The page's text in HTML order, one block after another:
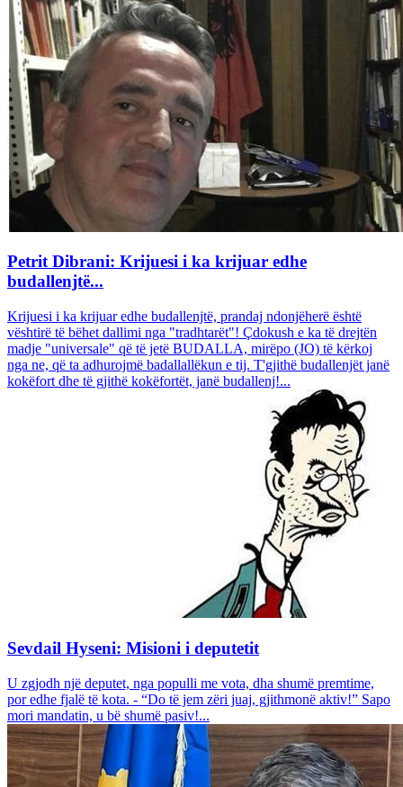
Petrit Dibrani: Krijuesi i ka krijuar edhe
budallenjtë...
Krijuesi i ka krijuar edhe budallenjtë, prandaj ndonjëherë është
vështirë të bëhet dallimi nga "tradhtarët"! Çdokush e ka të drejtën
madje "universale" që të jetë BUDALLA, mirëpo (JO) të kërkoj
nga ne, që ta adhurojmë badallallëkun e tij. T'gjithë budallenjët janë
kokëfort dhe të gjithë kokëfortët, janë budallenj!...
Sevdail Hyseni: Misioni i deputetit
U zgjodh një deputet, nga populli me vota, dha shumë premtime,
por edhe fjalë të kota. - “Do të jem zëri juaj, gjithmonë aktiv!” Sapo
mori mandatin, u bë shumë pasiv!...